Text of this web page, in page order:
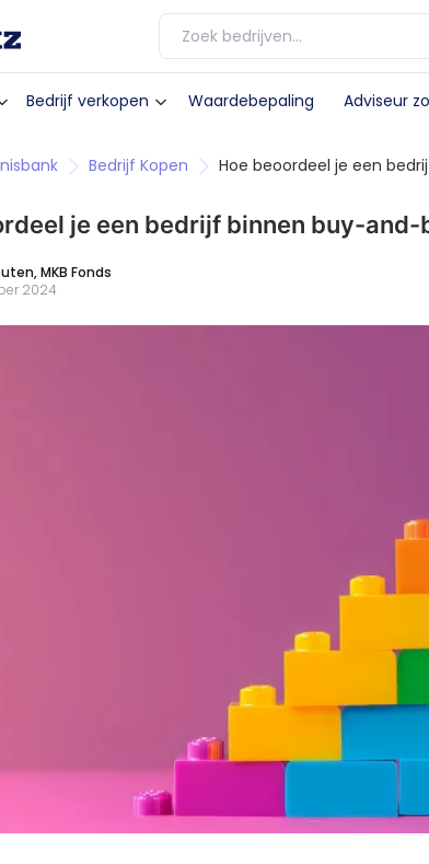
Bedrijf verkopen Waardebepaling Adviseur
Bedrijf Kopen Hoe beoordeel je een
je een bedrijf binnen buy-and-
MKB Fonds
2024